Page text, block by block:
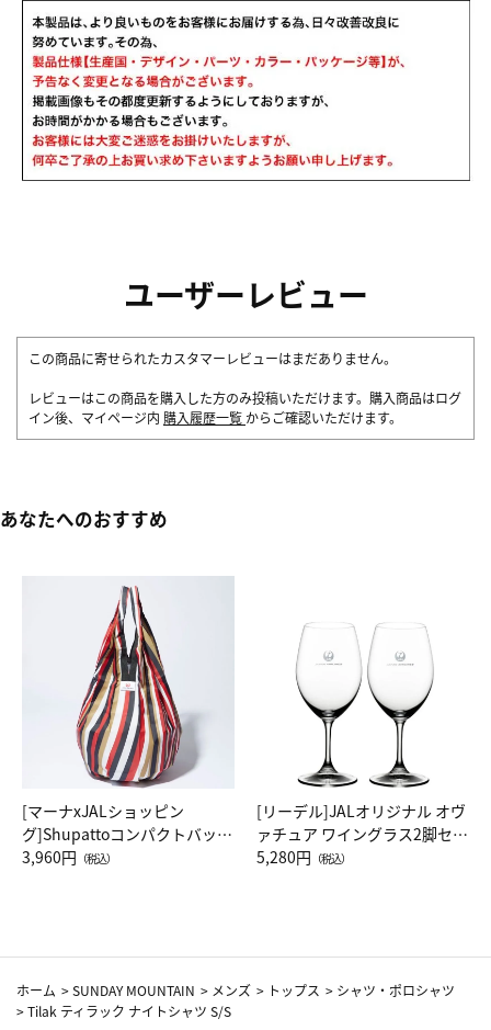
ユーザーレビュー
この商品に寄せられたカスタマーレビューはまだありません。
レビューはこの商品を購入した方のみ投稿いただけます。購入商品はログ
イン後、マイページ内 購入履歴一覧 からご確認いただけます。
あなたへのおすすめ
[マーナxJALショッピン
グ]Shupattoコンパクトバッグ
Drop JAL客室乗務員（LC）ス
3,960円 （税込）
[リーデル]JALオリジナル オヴ
ァチュア ワイングラス2脚セッ
ト（レッドワイン）
5,280円 （税込）
ホーム >SUNDAY MOUNTAIN > メンズ > トップス > シャツ・ポロシャツ
>Tilak ティラック ナイトシャツ S/S